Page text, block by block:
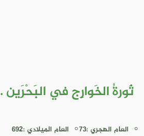
ثَورةُ الخَوارِج في البَحْرَين .
العام الهجري :73 العام الميلادي :692